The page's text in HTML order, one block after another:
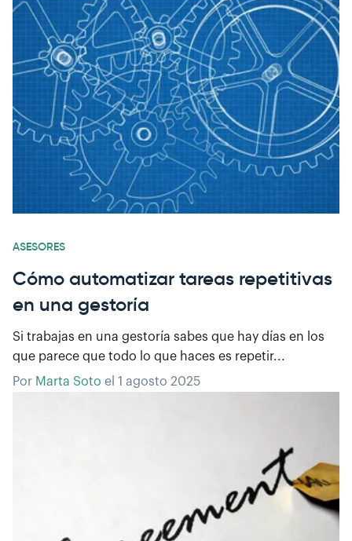
ASESORES
Cómo automatizar tareas repetitivas
en una gestoría
Si trabajas en una gestoría sabes que hay días en los
que parece que todo lo que haces es repetir...
Por Marta Soto el 1 agosto 2025